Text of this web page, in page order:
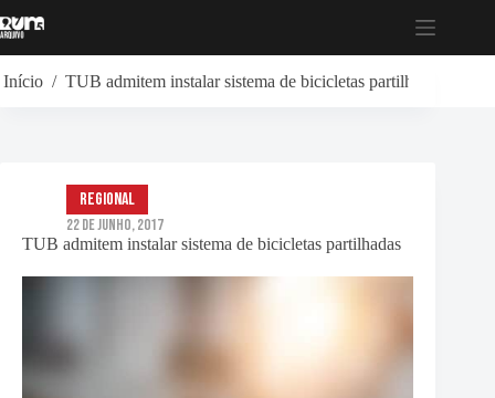
para
Início / TUB admitem instalar sistema de bicicletas partilhadas
TUB admitem instalar sistema de bicicletas partilhadas
Regional
22 de Junho, 2017